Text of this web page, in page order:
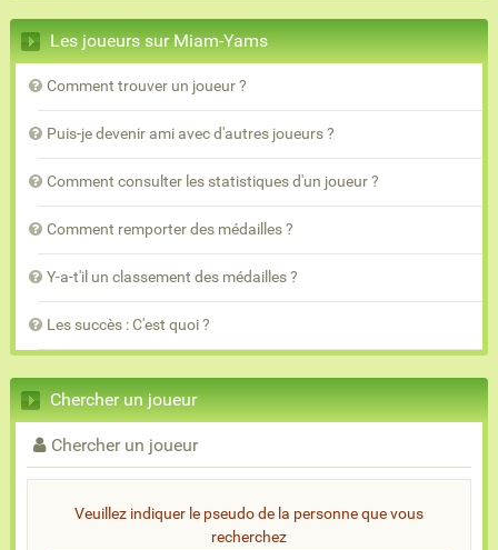
Les joueurs sur Miam-Yams
Comment trouver un joueur ?
Puis-je devenir ami avec d'autres joueurs ?
Comment consulter les statistiques d'un joueur ?
Comment remporter des médailles ?
Y-a-t'il un classement des médailles ?
Les succès : C'est quoi ?
Chercher un joueur
Chercher un joueur
Veuillez indiquer le pseudo de la personne que vous
recherchez